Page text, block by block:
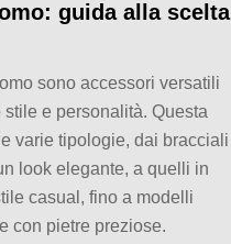
guida alla scelta
sono accessori versatili
e personalità. Questa
varie tipologie, dai bracciali
look elegante, a quelli in
casual, fino a modelli
con pietre preziose.